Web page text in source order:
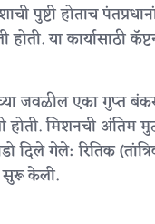
पुष्टी होताच
या कार्यासाठी
जवळील एका गुप्त
होती. मिशनची अंतिम
गेले: रितिक
सुरू केली.